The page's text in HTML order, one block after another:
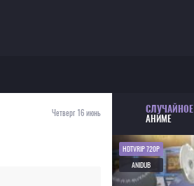
Четверг 16 июнь
СЛУЧАЙНОЕ
АНИМЕ
HDTVRIP 720P
ANIDUB